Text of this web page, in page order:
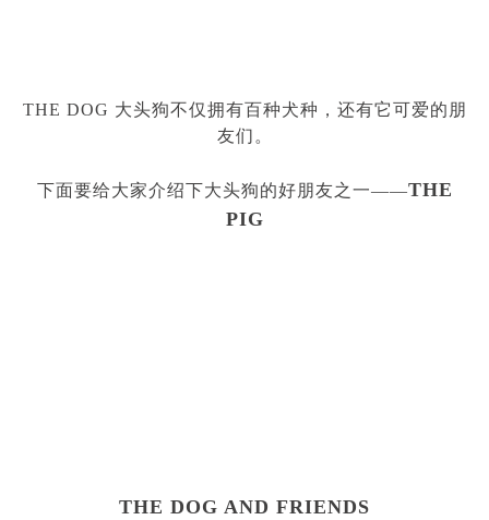
THE DOG 大头狗不仅拥有百种犬种，还有它可爱的朋
友们。
下面要给大家介绍下大头狗的好朋友之一——THE
PIG
THE DOG AND FRIENDS